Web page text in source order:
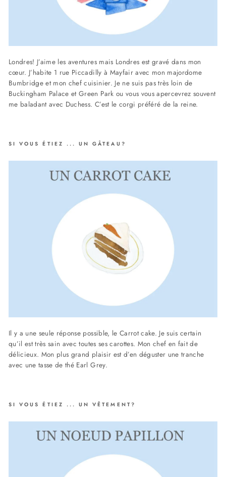
Londres! J’aime les aventures mais Londres est gravé dans mon
cœur. J’habite 1 rue Piccadilly à Mayfair avec mon majordome
Bumbridge et mon chef cuisinier. Je ne suis pas très loin de
Buckingham Palace et Green Park ou vous vous apercevrez souvent
me baladant avec Duchess. C’est le corgi préféré de la reine.
SI VOUS ÉTIEZ ... UN GÂTEAU?
Il y a une seule réponse possible, le Carrot cake. Je suis certain
qu’il est très sain avec toutes ses carottes. Mon chef en fait de
délicieux. Mon plus grand plaisir est d’en déguster une tranche
avec une tasse de thé Earl Grey.
SI VOUS ÉTIEZ ... UN VÊTEMENT?